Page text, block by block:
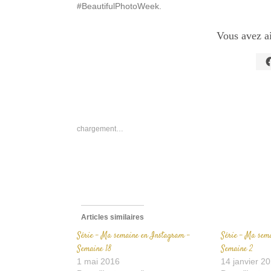
#BeautifulPhotoWeek.
Vous avez
chargement…
Articles similaires
Série – Ma semaine en Instagram –
Semaine 18
1 mai 2016
Série – Ma
Semaine 2
14 janvier